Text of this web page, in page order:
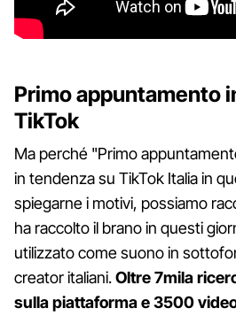
Primo appuntamento
TikTok
Ma perché "Primo
in tendenza su TikTok Italia in
spiegarne i motivi, possiamo
ha raccolto il brano in questi
utilizzato come suono in
creator italiani.Oltre 7mila
sulla piattaforma e 3500